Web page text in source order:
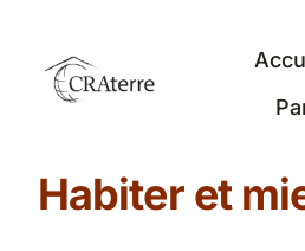
contenu
Habiter et